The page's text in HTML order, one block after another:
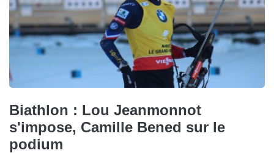
Biathlon : Lou Jeanmonnot
s'impose, Camille Bened sur le
podium